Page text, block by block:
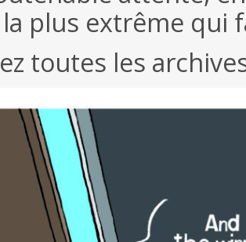
plus extrême qui
toutes les